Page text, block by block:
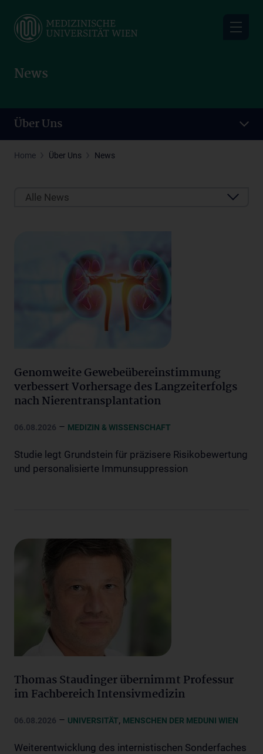
main
News
Über Uns
Home Über Uns News
Alle News
Genomweite Gewebeübereinstimmung
verbessert Vorhersage des Langzeiterfolgs
nach Nierentransplantation
06.08.2026 – MEDIZIN & WISSENSCHAFT
Studie legt Grundstein für präzisere Risikobewertung
und personalisierte Immunsuppression
Thomas Staudinger übernimmt Professur
im Fachbereich Intensivmedizin
06.08.2026 – UNIVERSITÄT, MENSCHEN DER MEDUNI WIEN
Weiterentwicklung des internistischen Sonderfaches